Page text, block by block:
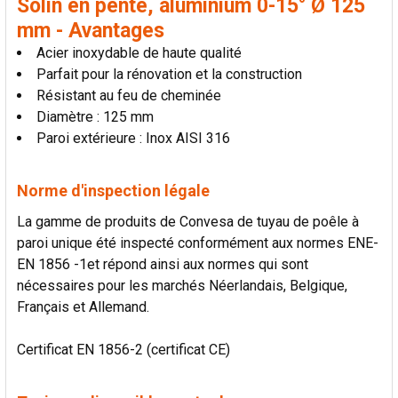
LA
SÉLECTION
AU PANIER
Solin en pente, aluminium 0-15° Ø 125
mm - Avantages
Acier inoxydable de haute qualité
Parfait pour la rénovation et la construction
Résistant au feu de cheminée
Diamètre : 125 mm
Paroi extérieure : Inox AISI 316
Norme d'inspection légale
La gamme de produits de Convesa de tuyau de poêle à
paroi unique été inspecté conformément aux normes ENE-
EN 1856 -1et répond ainsi aux normes qui sont
nécessaires pour les marchés Néerlandais, Belgique,
Français et Allemand.
Certificat EN 1856-2 (certificat CE)